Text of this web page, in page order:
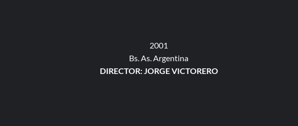
2001
Bs. As. Argentina
DIRECTOR: JORGE VICTORERO